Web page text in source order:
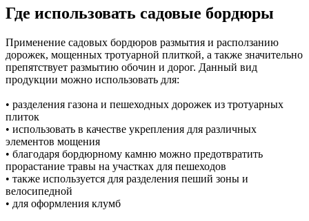
Где использовать садовые бордюры
Применение садовых бордюров размытия и расползанию
дорожек, мощенных тротуарной плиткой, а также значительно
препятствует размытию обочин и дорог. Данный вид
продукции можно использовать для:
• разделения газона и пешеходных дорожек из тротуарных
плиток
• использовать в качестве укрепления для различных
элементов мощения
• благодаря бордюрному камню можно предотвратить
прорастание травы на участках для пешеходов
• также используется для разделения пеший зоны и
велосипедной
• для оформления клумб